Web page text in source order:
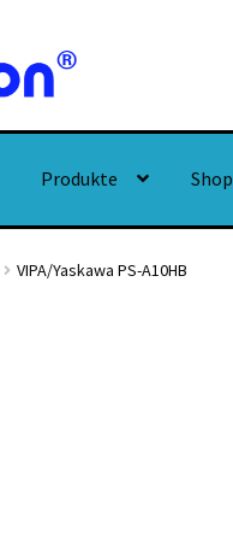
Produkte Shop
VIPA/Yaskawa PS-A10HB